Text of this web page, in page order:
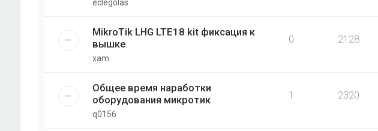
eclegolas
MikroTik LHG LTE18 kit фиксация к
вышке
xam
0 2128
Общее время наработки
оборудования микротик
q0156
1 2320